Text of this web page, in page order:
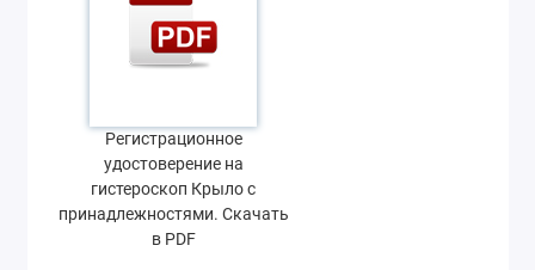
Регистрационное
удостоверение на
гистероскоп Крыло с
принадлежностями. Скачать
в PDF